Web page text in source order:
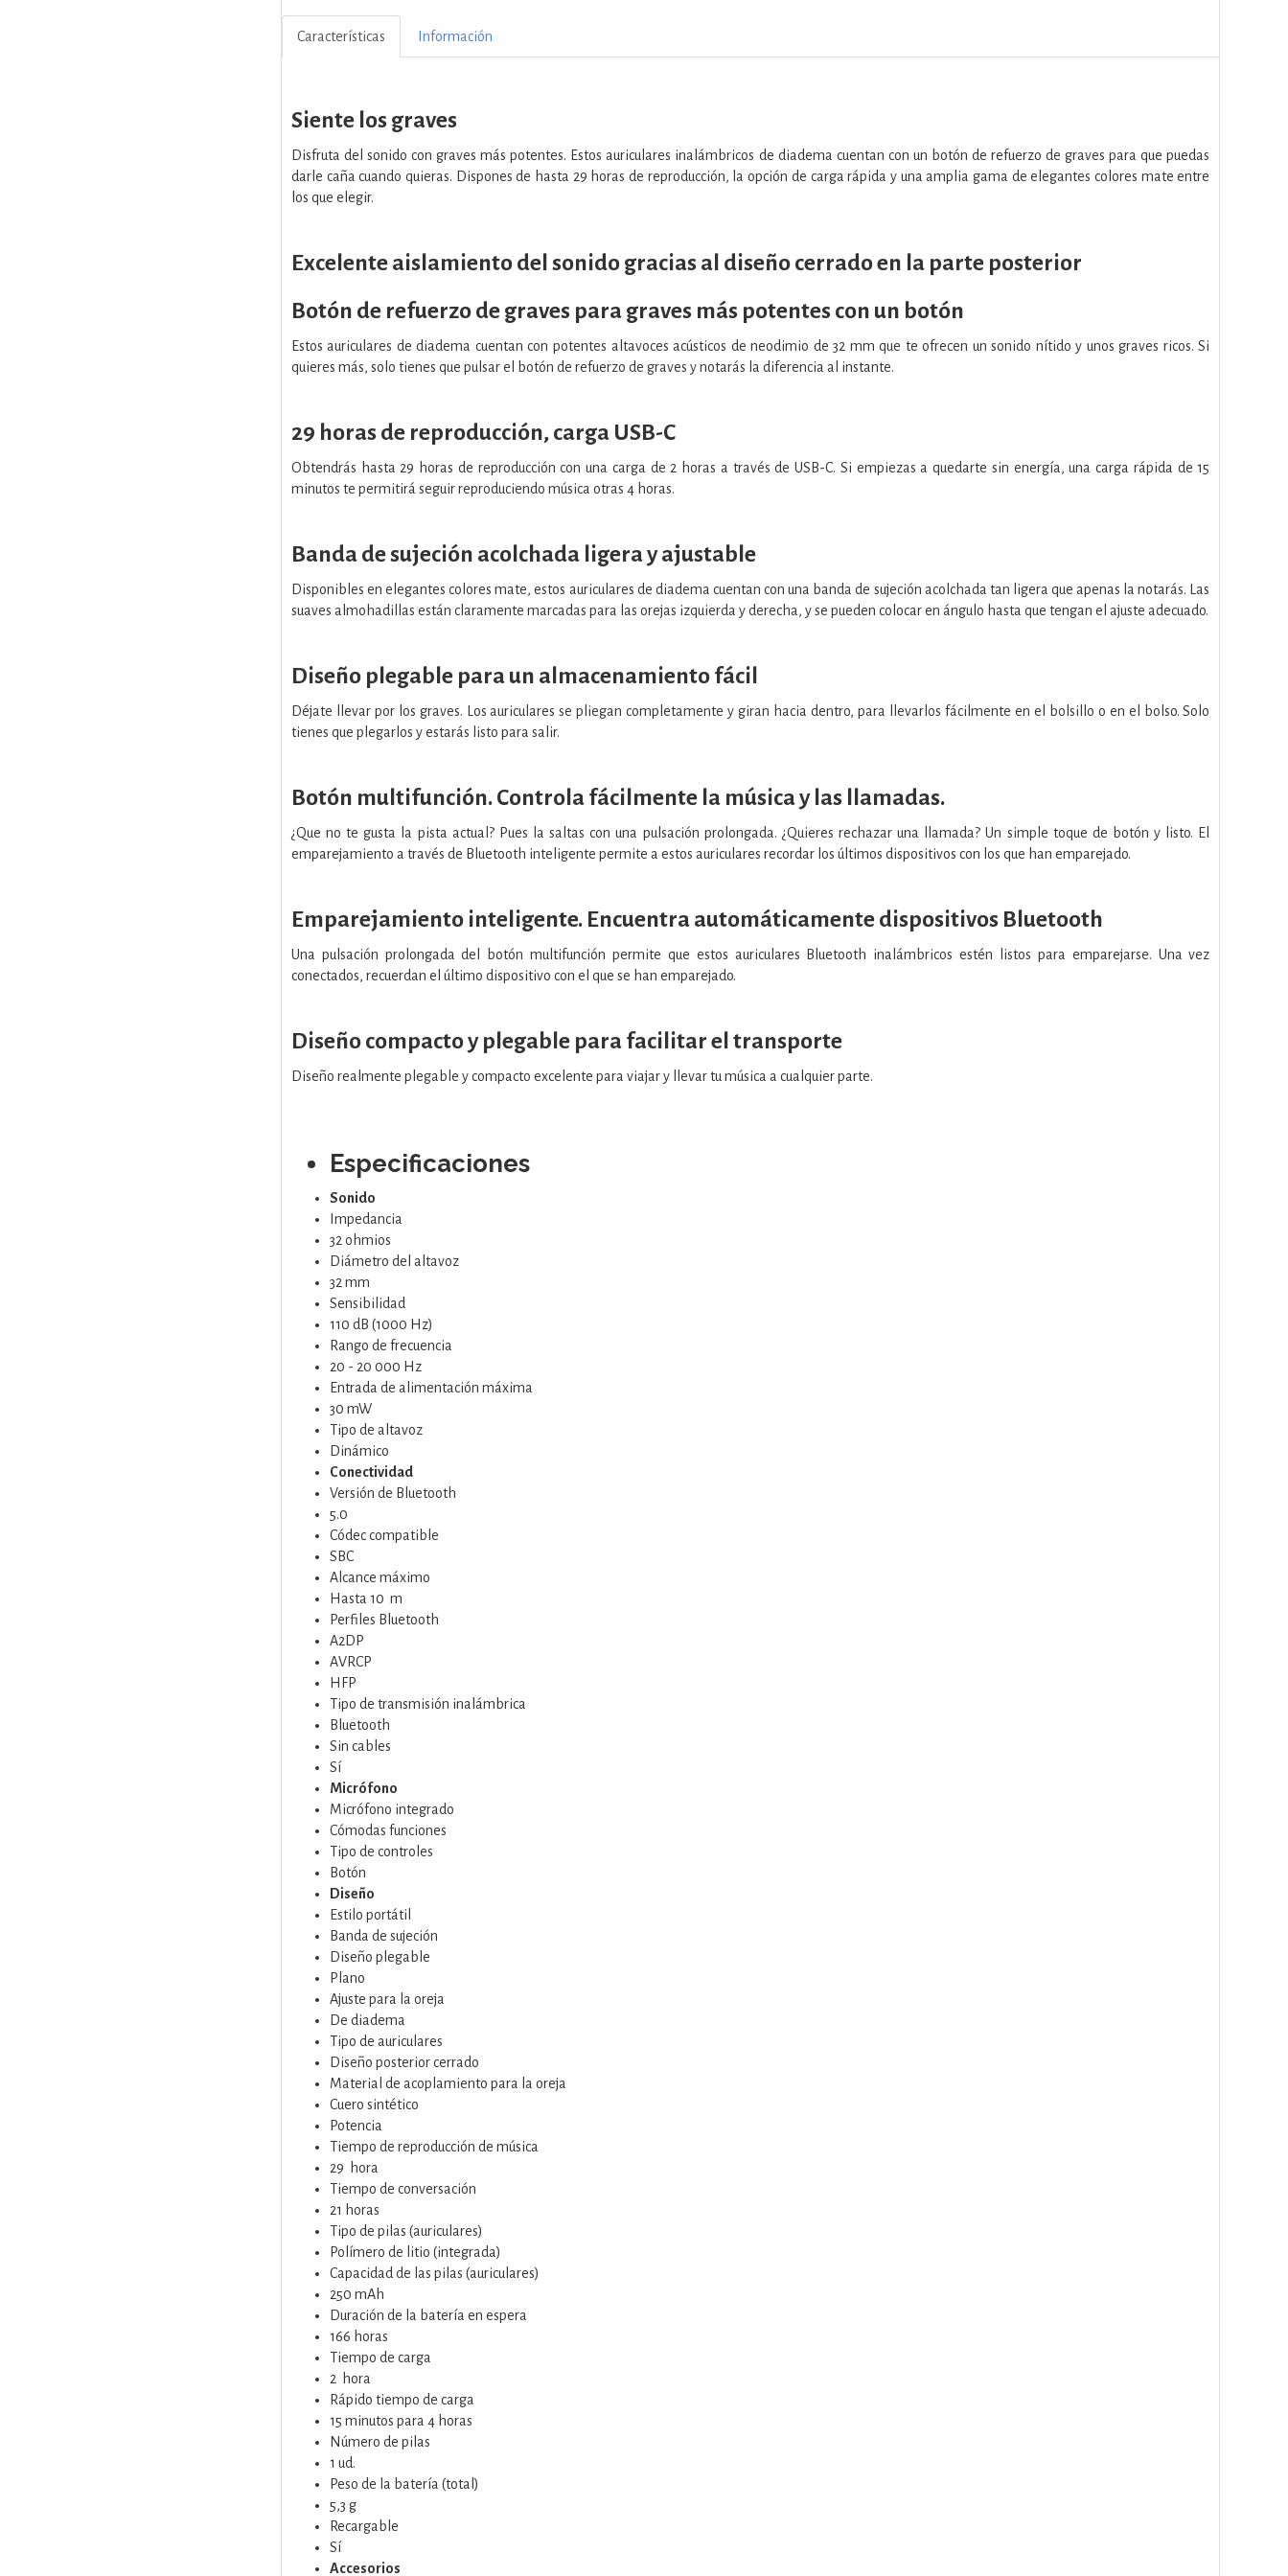
Características Información
Siente los graves
Disfruta del sonido con graves más potentes. Estos auriculares inalámbricos de diadema cuentan con un botón de refuerzo de graves para que puedas
darle caña cuando quieras. Dispones de hasta 29 horas de reproducción, la opción de carga rápida y una amplia gama de elegantes colores mate entre
los que elegir.
Excelente aislamiento del sonido gracias al diseño cerrado en la parte posterior
Botón de refuerzo de graves para graves más potentes con un botón
Estos auriculares de diadema cuentan con potentes altavoces acústicos de neodimio de 32 mm que te ofrecen un sonido nítido y unos graves ricos. Si
quieres más, solo tienes que pulsar el botón de refuerzo de graves y notarás la diferencia al instante.
29 horas de reproducción, carga USB-C
Obtendrás hasta 29 horas de reproducción con una carga de 2 horas a través de USB-C. Si empiezas a quedarte sin energía, una carga rápida de 15
minutos te permitirá seguir reproduciendo música otras 4 horas.
Banda de sujeción acolchada ligera y ajustable
Disponibles en elegantes colores mate, estos auriculares de diadema cuentan con una banda de sujeción acolchada tan ligera que apenas la notarás. Las
suaves almohadillas están claramente marcadas para las orejas izquierda y derecha, y se pueden colocar en ángulo hasta que tengan el ajuste adecuado.
Diseño plegable para un almacenamiento fácil
Déjate llevar por los graves. Los auriculares se pliegan completamente y giran hacia dentro, para llevarlos fácilmente en el bolsillo o en el bolso. Solo
tienes que plegarlos y estarás listo para salir.
Botón multifunción. Controla fácilmente la música y las llamadas.
¿Que no te gusta la pista actual? Pues la saltas con una pulsación prolongada. ¿Quieres rechazar una llamada? Un simple toque de botón y listo. El
emparejamiento a través de Bluetooth inteligente permite a estos auriculares recordar los últimos dispositivos con los que han emparejado.
Emparejamiento inteligente. Encuentra automáticamente dispositivos Bluetooth
Una pulsación prolongada del botón multifunción permite que estos auriculares Bluetooth inalámbricos estén listos para emparejarse. Una vez
conectados, recuerdan el último dispositivo con el que se han emparejado.
Diseño compacto y plegable para facilitar el transporte
Diseño realmente plegable y compacto excelente para viajar y llevar tu música a cualquier parte.
Especificaciones
Sonido
Impedancia
32 ohmios
Diámetro del altavoz
32 mm
Sensibilidad
110 dB (1000 Hz)
Rango de frecuencia
20 - 20 000 Hz
Entrada de alimentación máxima
30 mW
Tipo de altavoz
Dinámico
Conectividad
Versión de Bluetooth
5.0
Códec compatible
SBC
Alcance máximo
Hasta 10 m
Perfiles Bluetooth
A2DP
AVRCP
HFP
Tipo de transmisión inalámbrica
Bluetooth
Sin cables
Sí
Micrófono
Micrófono integrado
Cómodas funciones
Tipo de controles
Botón
Diseño
Estilo portátil
Banda de sujeción
Diseño plegable
Plano
Ajuste para la oreja
De diadema
Tipo de auriculares
Diseño posterior cerrado
Material de acoplamiento para la oreja
Cuero sintético
Potencia
Tiempo de reproducción de música
29 hora
Tiempo de conversación
21 horas
Tipo de pilas (auriculares)
Polímero de litio (integrada)
Capacidad de las pilas (auriculares)
250 mAh
Duración de la batería en espera
166 horas
Tiempo de carga
2 hora
Rápido tiempo de carga
15 minutos para 4 horas
Número de pilas
1 ud.
Peso de la batería (total)
5,3 g
Recargable
Sí
Accesorios